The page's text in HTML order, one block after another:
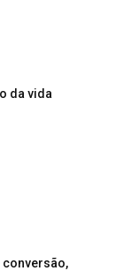
da vida
conversão,